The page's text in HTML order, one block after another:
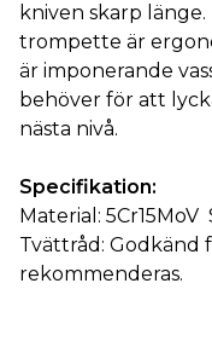
kniven skarp
trompette är
är imponerande
behöver för att
nästa nivå.
Specifikation:
Material: 5Cr15MoV
Tvättråd: Godkänd
rekommenderas.